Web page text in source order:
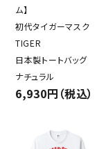
ム】
初代タイガーマスク
TIGER
日本製トートバッグ
ナチュラル
6,930円（税込）